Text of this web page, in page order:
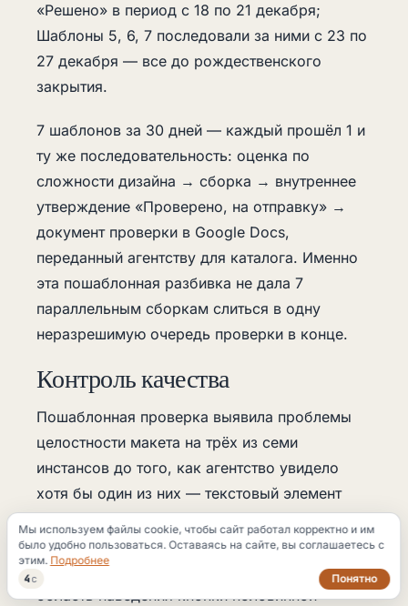
«Решено» в период с 18 по 21 декабря;
Шаблоны 5, 6, 7 последовали за ними с 23 по
27 декабря — все до рождественского
закрытия.
7 шаблонов за 30 дней — каждый прошёл 1 и
ту же последовательность: оценка по
сложности дизайна → сборка → внутреннее
утверждение «Проверено, на отправку» →
документ проверки в Google Docs,
переданный агентству для каталога. Именно
эта пошаблонная разбивка не дала 7
параллельным сборкам слиться в одну
неразрешимую очередь проверки в конце.
Контроль качества
Пошаблонная проверка выявила проблемы
целостности макета на трёх из семи
инстансов до того, как агентство увидело
хотя бы один из них — текстовый элемент
футера, сместившийся влево в Шаблоне 2;
контейнер со скруглёнными секциями, не
полностью вложенный в Шаблоне 4; и
область наведения кнопки половинной
Мы используем файлы cookie, чтобы сайт работал корректно и им
было удобно пользоваться. Оставаясь на сайте, вы соглашаетесь с
этим. Подробнее
3с Понятно